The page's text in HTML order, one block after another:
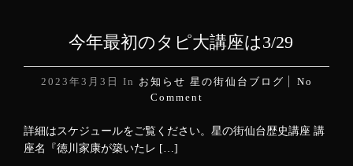
今年最初のタピ大講座は3/29
2023年3月3日 In お知らせ 星の街仙台ブログ
No
Comment
詳細はスケジュールをご覧ください。星の街仙台歴史講座 講
座名『徳川家康が築いたレ […]